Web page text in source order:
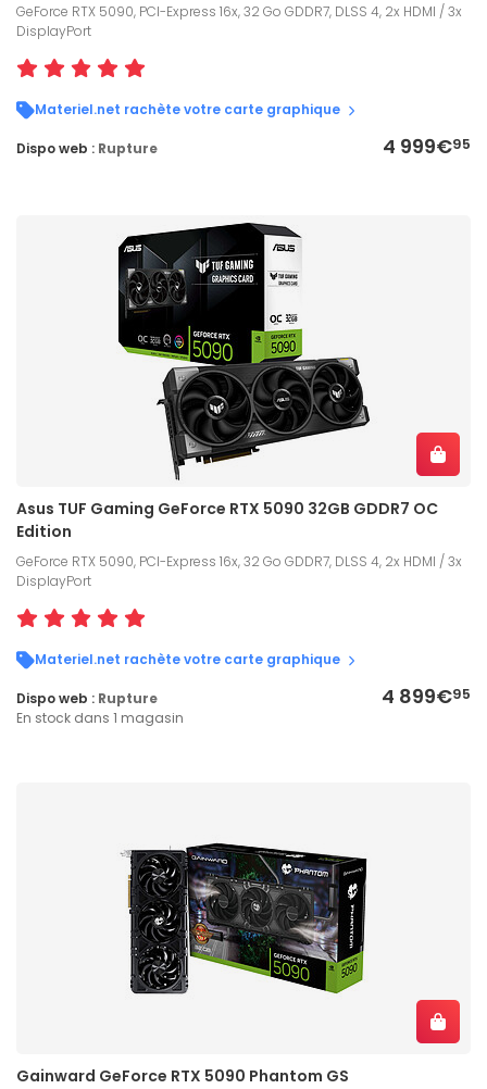
GeForce RTX 5090, PCI-Express 16x, 32 Go GDDR7, DLSS 4, 2x HDMI / 3x
DisplayPort
Materiel.net rachète votre carte graphique
4 999€95
Dispo web : Rupture
Asus TUF Gaming GeForce RTX 5090 32GB GDDR7 OC
Edition
GeForce RTX 5090, PCI-Express 16x, 32 Go GDDR7, DLSS 4, 2x HDMI / 3x
DisplayPort
Materiel.net rachète votre carte graphique
4 899€95
Dispo web : Rupture
En stock dans 1 magasin
Gainward GeForce RTX 5090 Phantom GS